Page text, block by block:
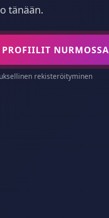
tänään.
PROFIILIT NURMOSSA
rekisteröityminen